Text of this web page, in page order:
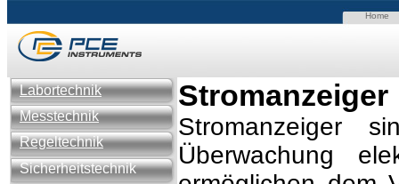
Home
Labortechnik
Messtechnik
Regeltechnik
Sicherheitstechnik
Stromanzeiger
Stromanzeiger
Überwachung